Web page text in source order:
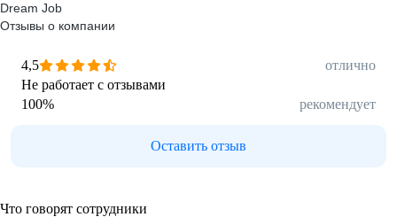
Dream Job
Отзывы о компании
4,5
отлично
Не работает с отзывами
100% рекомендует
Оставить отзыв
Что говорят сотрудники